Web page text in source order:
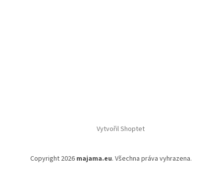
Vytvořil Shoptet
Copyright 2026 majama.eu. Všechna práva vyhrazena.